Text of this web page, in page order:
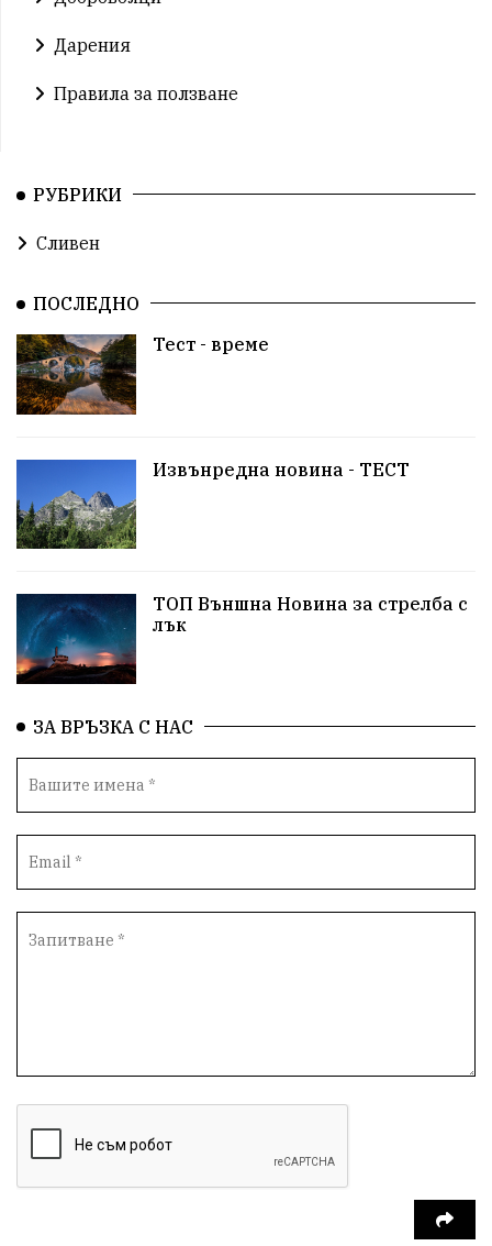
Дарения
Правила за ползване
РУБРИКИ
Сливен
ПОСЛЕДНО
Тест - време
Извънредна новина - ТЕСТ
ТОП Външна Новина за стрелба с
лък
ЗА ВРЪЗКА С НАС